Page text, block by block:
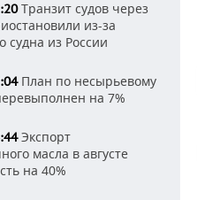
Транзит судов через
из-за
судна из России
План по несырьевому
на 7%
Экспорт
масла в августе
на 40%